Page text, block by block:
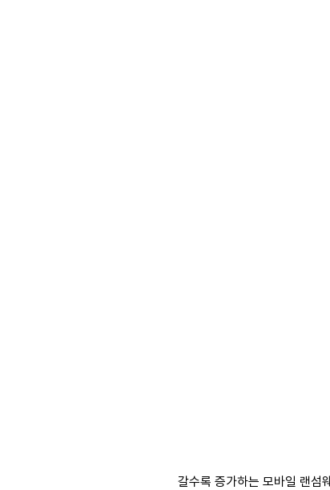
갈수록 증가하는 모바일 랜섬